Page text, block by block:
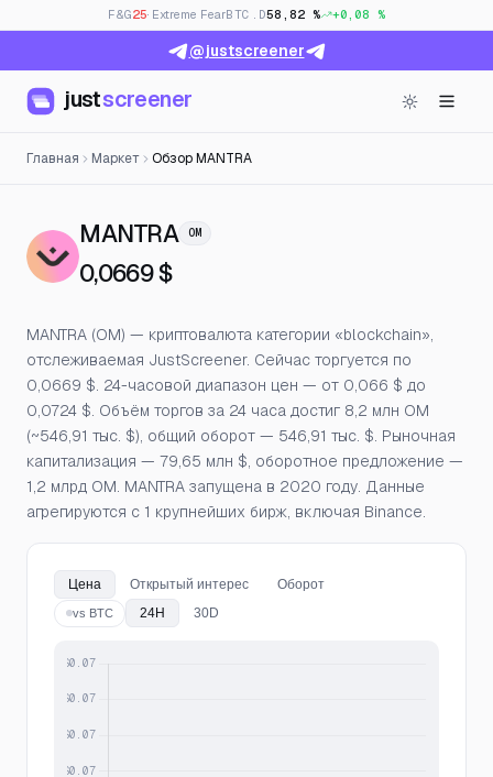
F&G25· Extreme FearBTC.D58,82 % +0,08 %
@justscreener
justscreener
Главная Маркет Обзор MANTRA
MANTRA— Цена, открытый
OM
0,0669 $
MANTRA (OM) — криптовалюта категории «blockchain»,
отслеживаемая JustScreener. Сейчас торгуется по
0,0669 $. 24-часовой диапазон цен — от 0,066 $ до
0,0724 $. Объём торгов за 24 часа достиг 8,2 млн OM
(~546,91 тыс. $), общий оборот — 546,91 тыс. $. Рыночная
капитализация — 79,65 млн $, оборотное предложение —
1,2 млрд OM. MANTRA запущена в 2020 году. Данные
агрегируются с 1 крупнейших бирж, включая Binance.
Цена Открытый интерес Оборот
vs BTC 24H 30D